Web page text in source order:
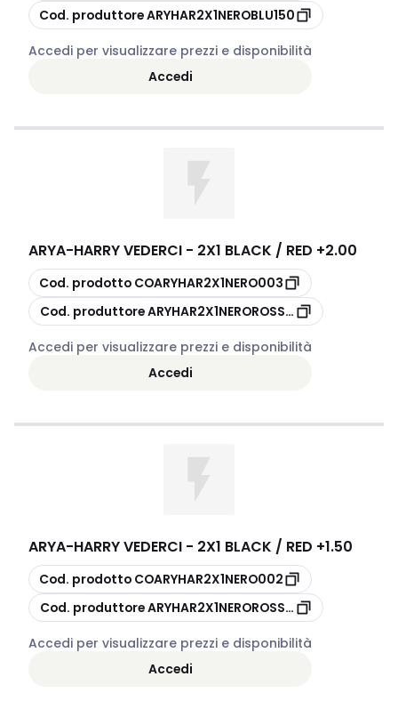
copia
Cod. produttoreARYHAR2X1NEROBLU150
Accedi per visualizzare prezzi e disponibilità
Accedi
ARYA-HARRY VEDERCI - 2X1 BLACK / RED +2.00
copia
Cod. prodotto COARYHAR2X1NERO003
copia
Cod. produttoreARYHAR2X1NEROROSSO20
Accedi per visualizzare prezzi e disponibilità
Accedi
ARYA-HARRY VEDERCI - 2X1 BLACK / RED +1.50
copia
Cod. prodotto COARYHAR2X1NERO002
copia
Cod. produttoreARYHAR2X1NEROROSSO15
Accedi per visualizzare prezzi e disponibilità
Accedi